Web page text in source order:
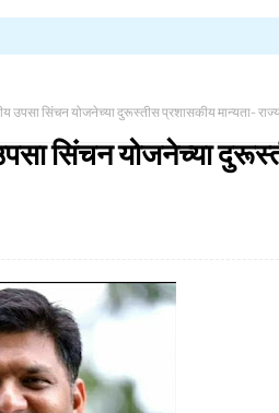
उपसा सिंचन योजनेच्या दुरूस्तीस प्रशासकीय मान्यता-
सिंचन योजनेच्या